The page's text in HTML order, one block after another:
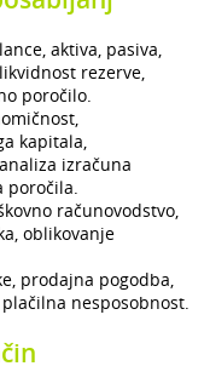
aktiva, pasiva,
rezerve,
poročilo.
kapitala,
izračuna
poročila.
računovodstvo,
oblikovanje
prodajna pogodba,
nesposobnost.